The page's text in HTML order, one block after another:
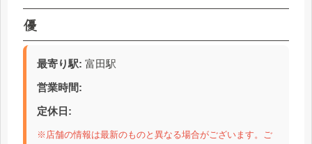
優
最寄り駅: 富田駅
営業時間:
定休日:
※店舗の情報は最新のものと異なる場合がございます。ご